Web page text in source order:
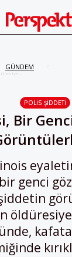
GÜNDEM
POLIS ŞIDDETI
Bir
genci
şiddetin